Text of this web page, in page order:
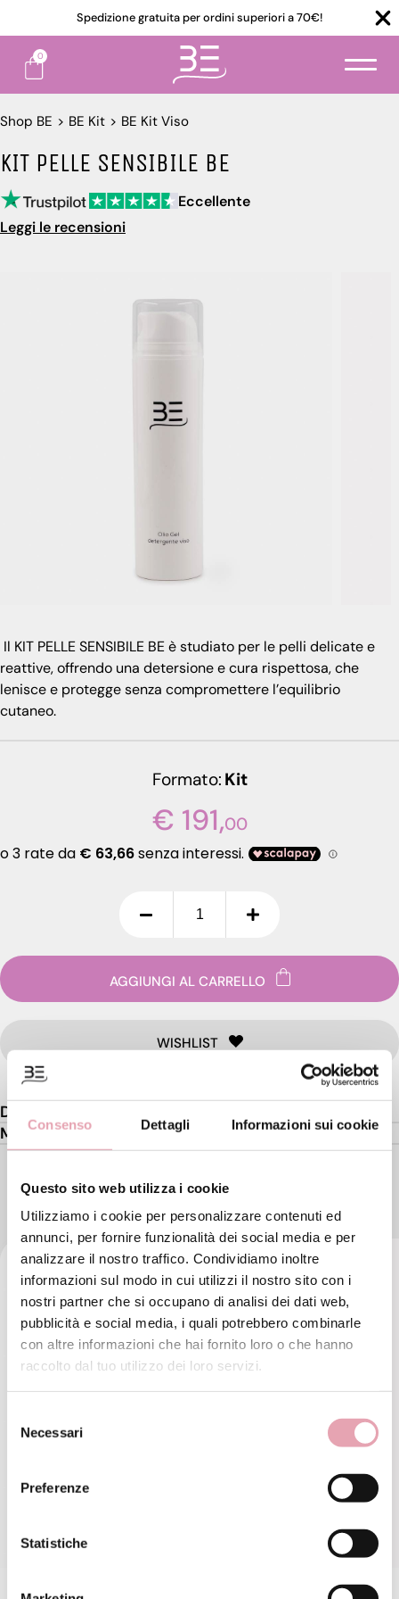
Consenso Dettagli Informazioni sui cookie
Questo sito web utilizza i cookie
Utilizziamo i cookie per personalizzare contenuti ed
annunci, per fornire funzionalità dei social media e per
analizzare il nostro traffico. Condividiamo inoltre
informazioni sul modo in cui utilizzi il nostro sito con i
nostri partner che si occupano di analisi dei dati web,
pubblicità e social media, i quali potrebbero combinarle
con altre informazioni che hai fornito loro o che hanno
raccolto dal tuo utilizzo dei loro servizi.
delNecessari
Preferenze
Statistiche
Spedizione gratuita per ordini superiori a 70€!
0
Shop BE > BE Kit > BE Kit Viso
KIT PELLE SENSIBILE BE
Eccellente
Leggi le recensioni
Il KIT PELLE SENSIBILE BE è studiato per le pelli delicate e
reattive, offrendo una detersione e cura rispettosa, che
lenisce e protegge senza compromettere l’equilibrio
cutaneo.
Formato Kit
€ 191,00
AGGIUNGI AL CARRELLO
WISHLIST
Descrizione
Modo d'uso